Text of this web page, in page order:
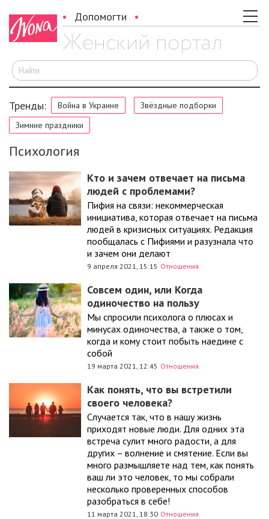
Допомогти
Тренды: Война в Украине
Звёздные подборки
Зимние праздники
Психология
Кто и зачем отвечает на письма
людей с проблемами?
Пифия на связи: некоммерческая
инициатива, которая отвечает на письма
людей в кризисных ситуациях. Редакция
пообщалась с Пифиями и разузнала что
и зачем они делают
9 апреля 2021, 15:15 Отношения
Совсем один, или Когда
одиночество на пользу
Мы спросили психолога о плюсах и
минусах одиночества, а также о том,
когда и кому стоит побыть наедине с
собой
19 марта 2021, 12:45 Отношения
Как понять, что вы встретили
своего человека?
Случается так, что в нашу жизнь
приходят новые люди. Для одних эта
встреча сулит много радости, а для
других – волнение и смятение. Если вы
много размышляете над тем, как понять
ваш ли это человек, то мы собрали
несколько проверенных способов
разобраться в себе!
11 марта 2021, 18:30 Отношения